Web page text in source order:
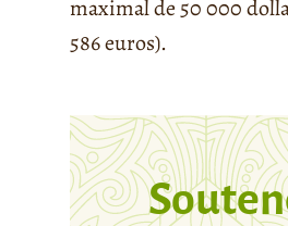
maximal de 50 000
586 euros).